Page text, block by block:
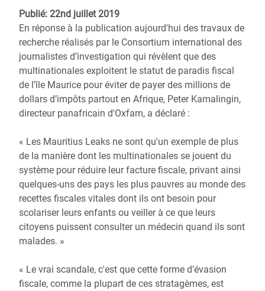
Publié: 22nd juillet 2019
En réponse à la publication aujourd'hui des travaux de
recherche réalisés par le Consortium international des
journalistes d’investigation qui révèlent que des
multinationales exploitent le statut de paradis fiscal
de l’île Maurice pour éviter de payer des millions de
dollars d’impôts partout en Afrique, Peter Kamalingin,
directeur panafricain d'Oxfam, a déclaré :
« Les Mauritius Leaks ne sont qu'un exemple de plus
de la manière dont les multinationales se jouent du
système pour réduire leur facture fiscale, privant ainsi
quelques-uns des pays les plus pauvres au monde des
recettes fiscales vitales dont ils ont besoin pour
scolariser leurs enfants ou veiller à ce que leurs
citoyens puissent consulter un médecin quand ils sont
malades. »
« Le vrai scandale, c'est que cette forme d’évasion
fiscale, comme la plupart de ces stratagèmes, est